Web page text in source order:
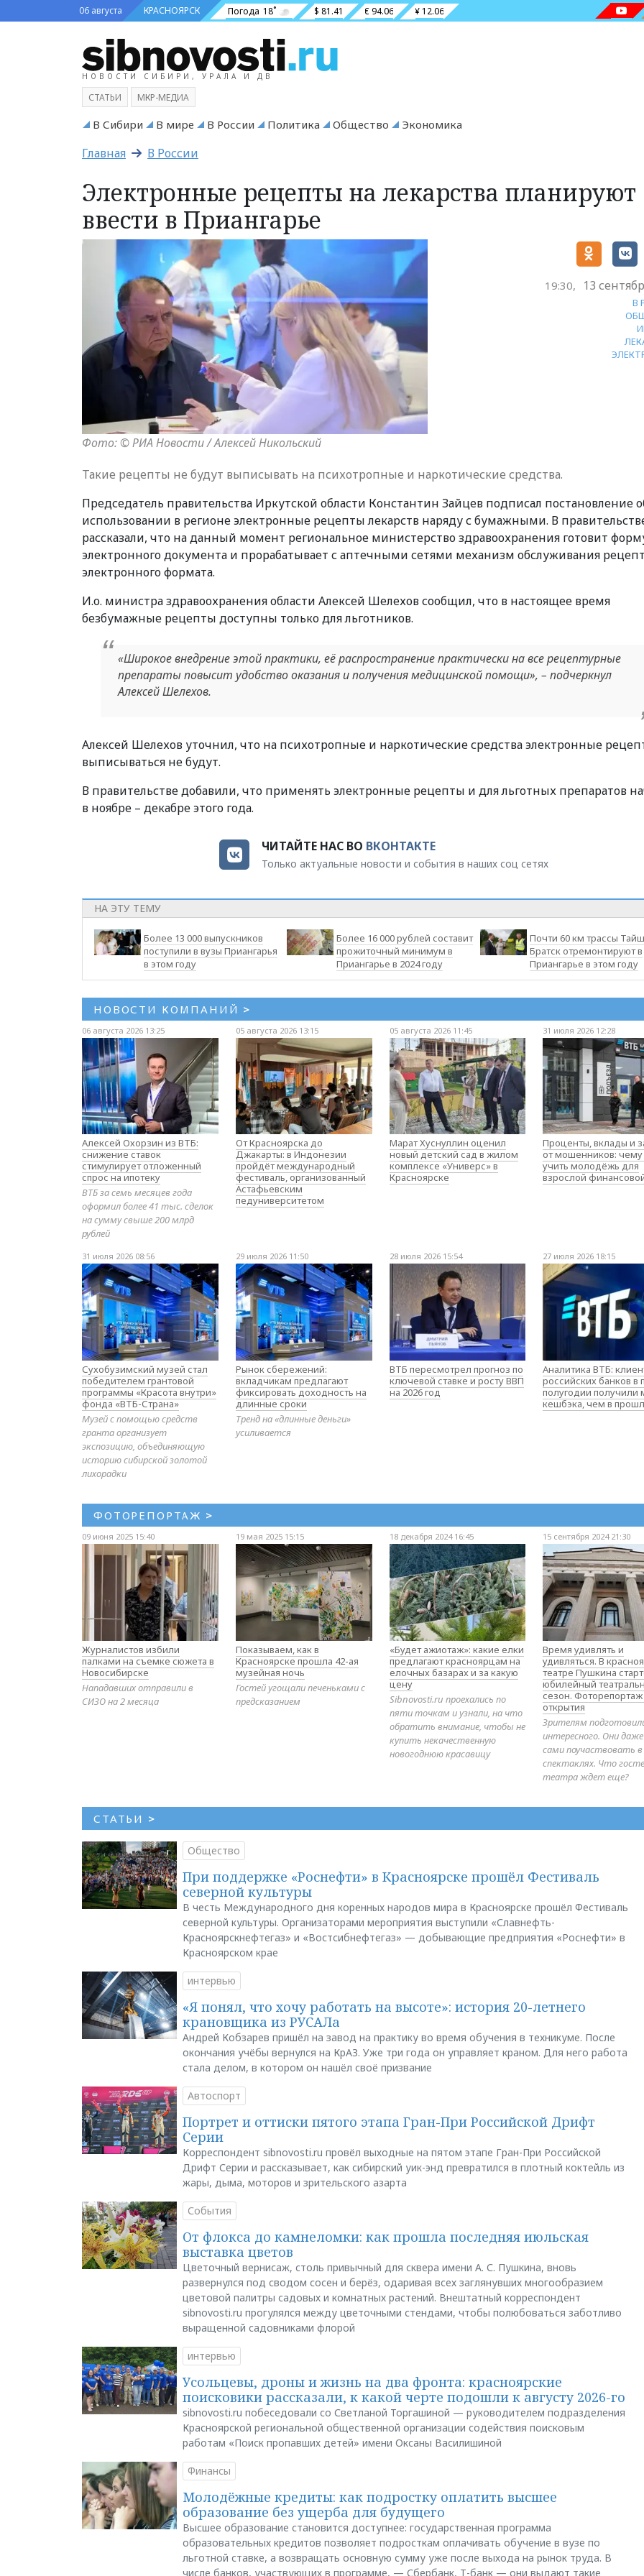
06 августа КРАСНОЯРСК Погода 18˚ $ 81.41 € 94.06 ¥ 12.06
НОВОСТИ СИБИРИ, УРАЛА И ДВ
СТАТЬИ МКР-МЕДИА
В Сибири В мире В России Политика Общество Экономика
Главная В России
Электронные рецепты на лекарства планируют
ввести в Приангарье
Фото: © РИА Новости / Алексей Никольский
19:30, 13
В
Такие рецепты не будут выписывать на психотропные и наркотические средства.
Председатель правительства Иркутской области Константин Зайцев подписал постановление
использовании в регионе электронные рецепты лекарств наряду с бумажными. В
рассказали, что на данный момент региональное министерство здравоохранения готовит
электронного документа и прорабатывает с аптечными сетями механизм обслуживания
электронного формата.
И.о. министра здравоохранения области Алексей Шелехов сообщил, что в настоящее время
безбумажные рецепты доступны только для льготников.
«Широкое внедрение этой практики, её распространение практически на все рецептурные
препараты повысит удобство оказания и получения медицинской помощи», – подчеркнул
Алексей Шелехов.
Алексей Шелехов уточнил, что на психотропные и наркотические средства электронные
выписываться не будут.
В правительстве добавили, что применять электронные рецепты и для льготных препаратов
в ноябре – декабре этого года.
ЧИТАЙТЕ НАС ВО ВКОНТАКТЕ
Только актуальные новости и события в наших соц сетях
НА ЭТУ ТЕМУ
Более 13 000 выпускников
поступили в вузы Приангарья
в этом году
Более 16 000 рублей составит
прожиточный минимум в
Приангарье в 2024 году
Почти 60 км трассы
Братск отремонтируют в
Приангарье в этом году
НОВОСТИ КОМПАНИЙ >
06 августа 2026 13:25
Алексей Охорзин из ВТБ:
снижение ставок
стимулирует отложенный
спрос на ипотеку
ВТБ за семь месяцев года
оформил более 41 тыс. сделок
на сумму свыше 200 млрд
рублей
05 августа 2026 13:15
От Красноярска до
Джакарты: в Индонезии
пройдёт международный
фестиваль, организованный
Астафьевским
педуниверситетом
05 августа 2026 11:45
Марат Хуснуллин оценил
новый детский сад в жилом
комплексе «Универс» в
Красноярске
31 июля 2026 12:28
Проценты, вклады и
от мошенников: чему
учить молодёжь для
взрослой
31 июля 2026 08:56
Сухобузимский музей стал
победителем грантовой
программы «Красота внутри»
фонда «ВТБ-Страна»
Музей с помощью средств
гранта организует
экспозицию, объединяющую
историю сибирской золотой
лихорадки
29 июля 2026 11:50
Рынок сбережений:
вкладчикам предлагают
фиксировать доходность на
длинные сроки
Тренд на «длинные деньги»
усиливается
28 июля 2026 15:54
ВТБ пересмотрел прогноз по
ключевой ставке и росту ВВП
на 2026 год
27 июля 2026 18:15
Аналитика ВТБ:
российских банков в
полугодии получили
кешбэка, чем в
ФОТОРЕПОРТАЖ >
09 июня 2025 15:40
Журналистов избили
палками на съемке сюжета в
Новосибирске
Нападавших отправили в
СИЗО на 2 месяца
19 мая 2025 15:15
Показываем, как в
Красноярске прошла 42-ая
музейная ночь
Гостей угощали печеньками с
предсказанием
18 декабря 2024 16:45
«Будет ажиотаж»: какие елки
предлагают красноярцам на
елочных базарах и за какую
цену
Sibnovosti.ru проехались по
пяти точкам и узнали, на что
обратить внимание, чтобы не
купить некачественную
новогоднюю красавицу
15 сентября 2024 21:30
Время удивлять и
удивляться. В
театре Пушкина
юбилейный
сезон. Фоторепортаж
открытия
Зрителям
интересного. Они
сами поучаствовать в
спектаклях. Что
театра ждет еще?
СТАТЬИ >
Общество
При поддержке «Роснефти» в Красноярске прошёл Фестиваль
северной культуры
В честь Международного дня коренных народов мира в Красноярске прошёл Фестиваль
северной культуры. Организаторами мероприятия выступили «Славнефть-
Красноярскнефтегаз» и «Востсибнефтегаз» — добывающие предприятия «Роснефти» в
Красноярском крае
интервью
«Я понял, что хочу работать на высоте»: история 20-летнего
крановщика из РУСАЛа
Андрей Кобзарев пришёл на завод на практику во время обучения в техникуме. После
окончания учёбы вернулся на КрАЗ. Уже три года он управляет краном. Для него работа
стала делом, в котором он нашёл своё призвание
Автоспорт
Портрет и оттиски пятого этапа Гран-При Российской Дрифт
Серии
Корреспондент sibnovosti.ru провёл выходные на пятом этапе Гран-При Российской
Дрифт Серии и рассказывает, как сибирский уик-энд превратился в плотный коктейль из
жары, дыма, моторов и зрительского азарта
События
От флокса до камнеломки: как прошла последняя июльская
выставка цветов
Цветочный вернисаж, столь привычный для сквера имени А. С. Пушкина, вновь
развернулся под сводом сосен и берёз, одаривая всех заглянувших многообразием
цветовой палитры садовых и комнатных растений. Внештатный корреспондент
sibnovosti.ru прогулялся между цветочными стендами, чтобы полюбоваться заботливо
выращенной садовниками флорой
интервью
Усольцевы, дроны и жизнь на два фронта: красноярские
поисковики рассказали, к какой черте подошли к августу 2026-го
sibnovosti.ru побеседовали со Светланой Торгашиной — руководителем подразделения
Красноярской региональной общественной организации содействия поисковым
работам «Поиск пропавших детей» имени Оксаны Василишиной
Финансы
Молодёжные кредиты: как подростку оплатить высшее
образование без ущерба для будущего
Высшее образование становится доступнее: государственная программа
образовательных кредитов позволяет подросткам оплачивать обучение в вузе по
льготной ставке, а возвращать основную сумму уже после выхода на рынок труда. В
числе банков, участвующих в программе, — Сбербанк, Т-банк — они выдают такие